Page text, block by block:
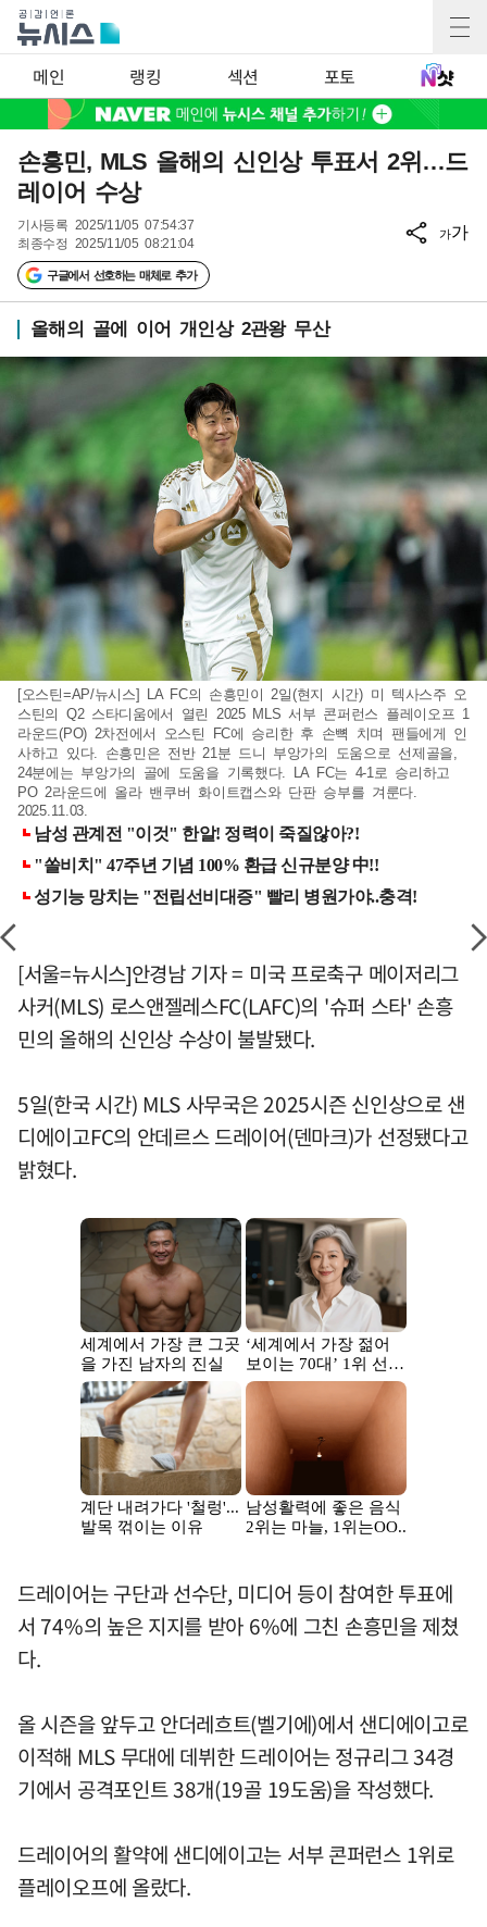
메인 랭킹 섹션 포토
손흥민, MLS 올해의 신인상 투표서 2위…드
레이어 수상
기사등록 2025/11/05 07:54:37
최종수정 2025/11/05 08:21:04
구글에서 선호하는 매체로 추가
가가
올해의 골에 이어 개인상 2관왕 무산
[오스틴=AP/뉴시스] LA FC의 손흥민이 2일(현지 시간) 미 텍사스주 오
스틴의 Q2 스타디움에서 열린 2025 MLS 서부 콘퍼런스 플레이오프 1
라운드(PO) 2차전에서 오스틴 FC에 승리한 후 손뼉 치며 팬들에게 인
사하고 있다. 손흥민은 전반 21분 드니 부앙가의 도움으로 선제골을,
24분에는 부앙가의 골에 도움을 기록했다. LA FC는 4-1로 승리하고
PO 2라운드에 올라 밴쿠버 화이트캡스와 단판 승부를 겨룬다.
2025.11.03.
[서울=뉴시스]안경남 기자 = 미국 프로축구 메이저리그
사커(MLS) 로스앤젤레스FC(LAFC)의 '슈퍼 스타' 손흥
민의 올해의 신인상 수상이 불발됐다.
5일(한국 시간) MLS 사무국은 2025시즌 신인상으로 샌
디에이고FC의 안데르스 드레이어(덴마크)가 선정됐다고
밝혔다.
드레이어는 구단과 선수단, 미디어 등이 참여한 투표에
서 74%의 높은 지지를 받아 6%에 그친 손흥민을 제쳤
다.
올 시즌을 앞두고 안더레흐트(벨기에)에서 샌디에이고로
이적해 MLS 무대에 데뷔한 드레이어는 정규리그 34경
기에서 공격포인트 38개(19골 19도움)을 작성했다.
드레이어의 활약에 샌디에이고는 서부 콘퍼런스 1위로
플레이오프에 올랐다.